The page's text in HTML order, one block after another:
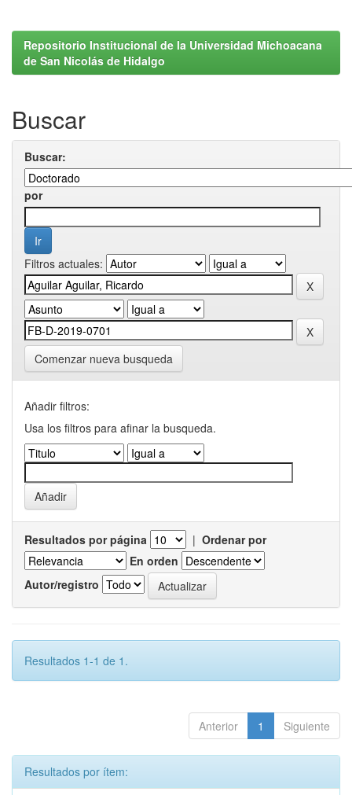
Repositorio Institucional de la Universidad Michoacana
de San Nicolás de Hidalgo
Buscar
Buscar:
por
Filtros actuales:
Comenzar nueva busqueda
Añadir filtros:
Usa los filtros para afinar la busqueda.
Resultados por página | Ordenar por
En orden
Autor/registro
Resultados 1-1 de 1.
Anterior 1 Siguiente
Resultados por ítem: